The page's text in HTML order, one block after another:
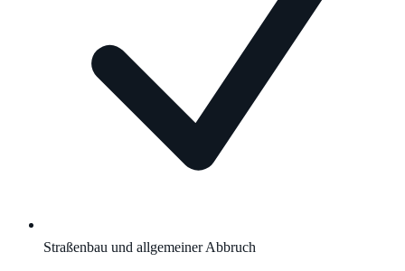
Straßenbau und allgemeiner Abbruch